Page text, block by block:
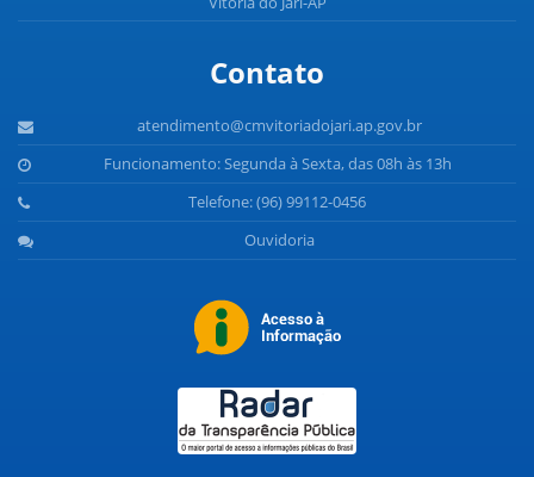
Contato
atendimento@cmvitoriadojari.ap.gov.br
Funcionamento: Segunda à Sexta, das 08h às 13h
Telefone: (96) 99112-0456
Ouvidoria